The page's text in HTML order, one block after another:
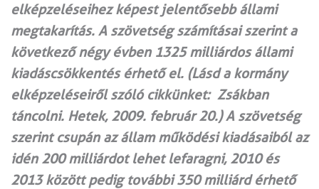
elképzeléseihez képest jelentősebb állami
megtakarítás. A szövetség számításai szerint a
következő négy évben 1325 milliárdos állami
kiadáscsökkentés érhető el. (Lásd a kormány
elképzeléseiről szóló cikkünket: Zsákban
táncolni. Hetek, 2009. február 20.) A szövetség
szerint csupán az állam működési kiadásaiból az
idén 200 milliárdot lehet lefaragni, 2010 és
2013 között pedig további 350 milliárd érhető